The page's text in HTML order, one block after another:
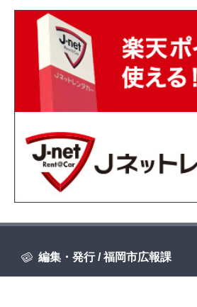
編集・発行 / 福岡市広報課